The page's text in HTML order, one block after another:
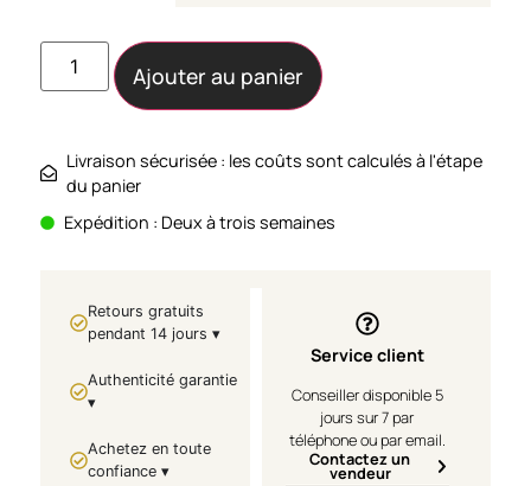
Ajouter au panier
Livraison sécurisée : les coûts sont calculés à l'étape
du panier
Expédition : Deux à trois semaines
Retours gratuits
pendant 14 jours ▾
Authenticité garantie
▾
Achetez en toute
confiance ▾
Service client
Conseiller disponible 5
jours sur 7 par
téléphone ou par email.
Contactez un
vendeur